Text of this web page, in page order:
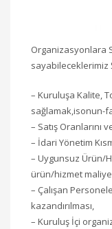
Organizasyonlara
sayabileceklerimiz
– Kuruluşa Kalite,
sağlamak,isonun-
– Satış Oranlarını
– İdari Yönetim
– Uygunsuz Ürün/
ürün/hizmet
– Çalışan
kazandırılması,
– Kuruluş İçi